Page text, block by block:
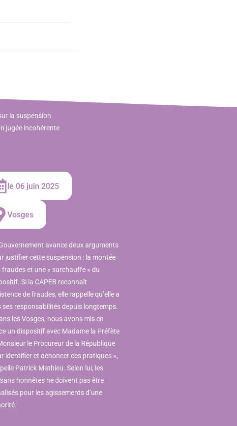
la suspension
jugée incohérente
le 06 juin 2025
Vosges
avance deux arguments
justifier cette suspension : la montée
fraudes et une « surchauffe » du
Si la CAPEB reconnaît
de fraudes, elle rappelle qu’elle a
ses responsabilités depuis longtemps.
les Vosges, nous avons mis en
un dispositif avec Madame la Préfète
le Procureur de la République
identifier et dénoncer ces pratiques »,
Patrick Mathieu. Selon lui, les
honnêtes ne doivent pas être
pour les agissements d’une